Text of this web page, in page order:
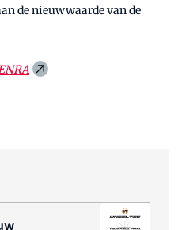
de nieuwwaarde van de